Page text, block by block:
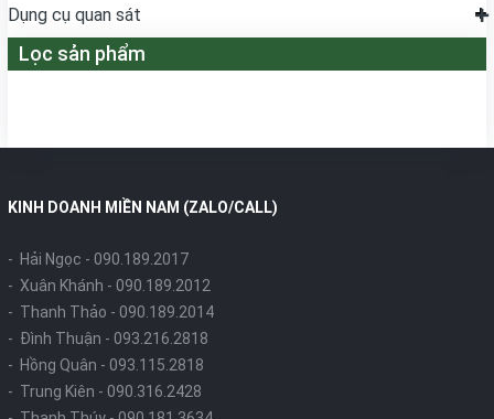
Dụng cụ quan sát
Lọc sản phẩm
KINH DOANH MIỀN NAM (ZALO/CALL)
- Hải Ngọc - 090.189.2017
- Xuân Khánh - 090.189.2012
- Thanh Thảo - 090.189.2014
- Đình Thuận - 093.216.2818
- Hồng Quân - 093.115.2818
- Trung Kiên - 090.316.2428